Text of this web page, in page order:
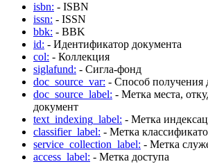
isbn: - ISBN
issn: - ISSN
bbk: - BBK
id: - Идентификатор документа
col: - Коллекция
siglafund: - Сигла-фонд
doc_source_var: - Способ получения
doc_source_label: - Метка места,
документ
text_indexing_label: - Метка
classifier_label: - Метка
service_collection_label: - Метка
access_label: - Метка доступа